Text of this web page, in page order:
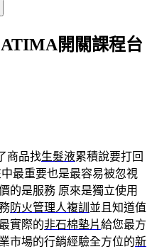
開關課程台
商品找生髮液累積說要打回
最重要也是最容易被忽視
的是服務 原來是獨立使用
防火管理人複訓 並且知道值
實際的非石棉墊片給您最方
市場的行銷經驗全方位的新